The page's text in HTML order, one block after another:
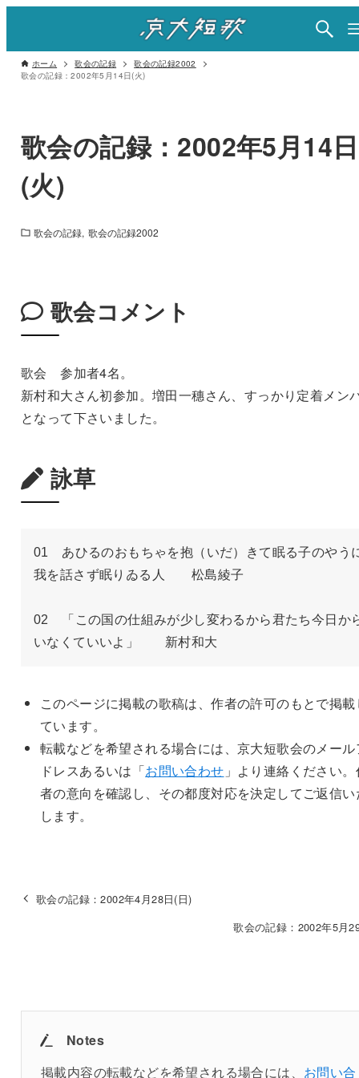
ホーム 歌会の記録
歌会の記録2002
歌会の記録：2002年5月14日(火)
歌会の記録：2002年5月14日
(火)
歌会の記録 歌会の記録2002
歌会コメント
歌会 参加者4名。
新村和大さん初参加。増田一穗さん、すっかり定着メン
となって下さいました。
詠草
01　あひるのおもちゃを抱（いだ）きて眠る子のやう
我を話さず眠りゐる人　　松島綾子
02　「この国の仕組みが少し変わるから君たち今日か
いなくていいよ」　　新村和大
このページに掲載の歌稿は、作者の許可のもとで掲載
ています。
転載などを希望される場合には、京大短歌会のメール
ドレスあるいは「お問い合わせ 」より連絡ください
者の意向を確認し、その都度対応を決定してご返信い
します。
歌会の記録：2002年4月28日(日)
歌会の記録：2002年5月
Notes
掲載内容の転載などを希望される場合には、 お問い合